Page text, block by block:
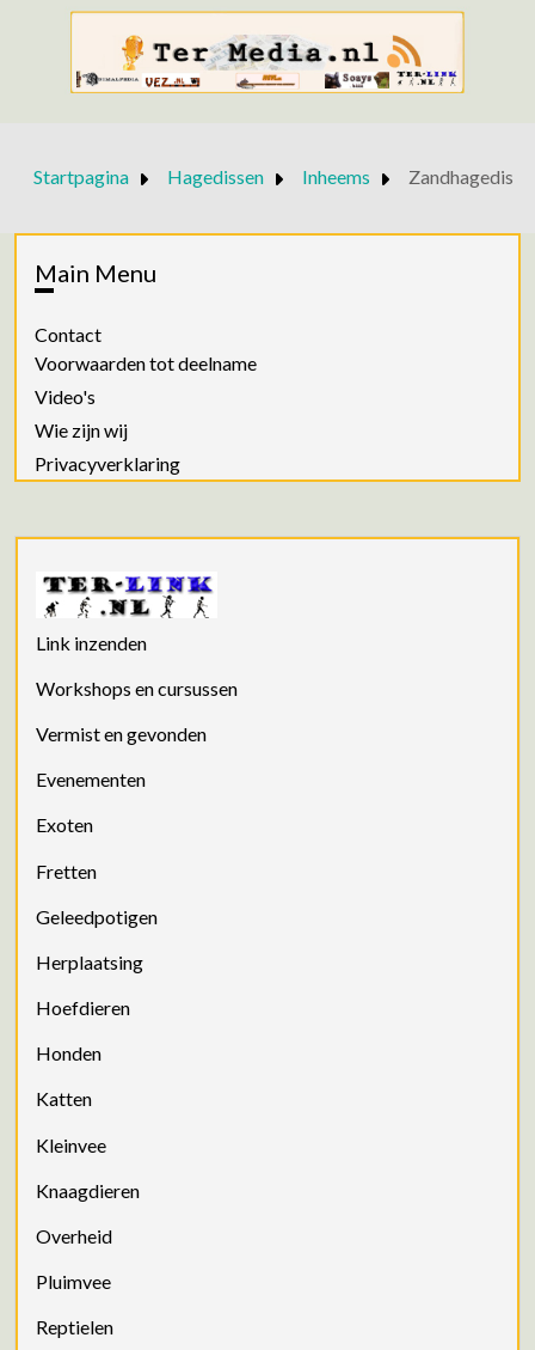
Startpagina Hagedissen Inheems Zandhagedis
Main Menu
Contact
Voorwaarden tot deelname
Video's
Wie zijn wij
Privacyverklaring
Link inzenden
Workshops en cursussen
Vermist en gevonden
Evenementen
Exoten
Fretten
Geleedpotigen
Herplaatsing
Hoefdieren
Honden
Katten
Kleinvee
Knaagdieren
Overheid
Pluimvee
Reptielen